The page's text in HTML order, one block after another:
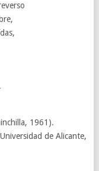
1961).
de Alicante,